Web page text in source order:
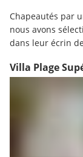
Chapeautés par
nous avons
dans leur écrin
Villa Plage